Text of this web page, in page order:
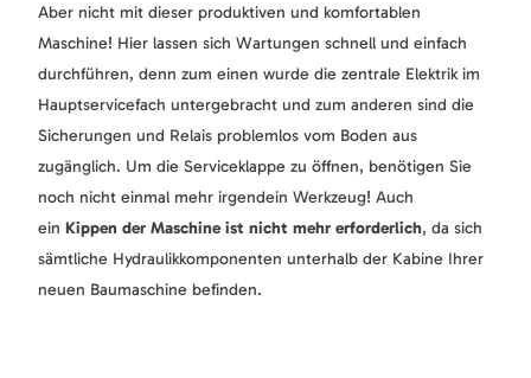
Aber nicht mit dieser produktiven und komfortablen
Maschine! Hier lassen sich Wartungen schnell und einfach
durchführen, denn zum einen wurde die zentrale Elektrik im
Hauptservicefach untergebracht und zum anderen sind die
Sicherungen und Relais problemlos vom Boden aus
zugänglich. Um die Serviceklappe zu öffnen, benötigen Sie
noch nicht einmal mehr irgendein Werkzeug! Auch
ein Kippen der Maschine ist nicht mehr erforderlich, da sich
sämtliche Hydraulikkomponenten unterhalb der Kabine Ihrer
neuen Baumaschine befinden.